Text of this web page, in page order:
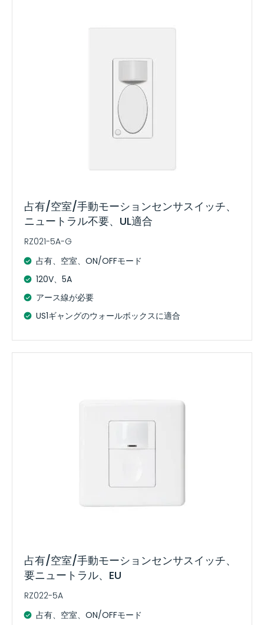
占有/空室/手動モーションセンサスイッチ、
ニュートラル不要、UL適合
RZ021-5A-G
占有、空室、ON/OFFモード
120V、5A
アース線が必要
US1ギャングのウォールボックスに適合
占有/空室/手動モーションセンサスイッチ、
要ニュートラル、EU
RZ022-5A
占有、空室、ON/OFFモード